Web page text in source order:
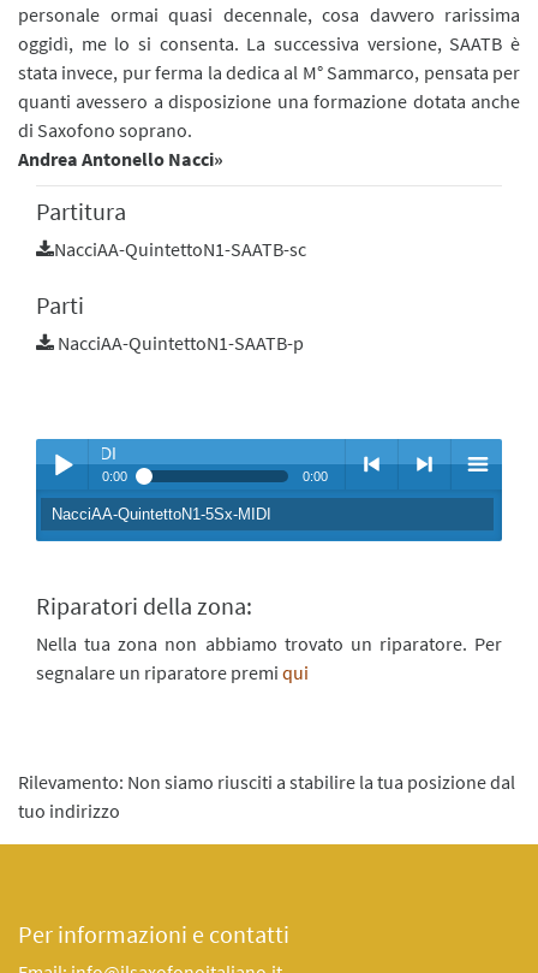
personale ormai quasi decennale, cosa davvero rarissima
oggidì, me lo si consenta. La successiva versione, SAATB è
stata invece, pur ferma la dedica al M° Sammarco, pensata per
quanti avessero a disposizione una formazione dotata anche
di Saxofono soprano.
Andrea Antonello Nacci»
Partitura
NacciAA-QuintettoN1-SAATB-sc
Parti
NacciAA-QuintettoN1-SAATB-p
Play /
NacciAA-QuintettoN1-5Sx-
0:00 0:00
< > nextmenu
NacciAA-QuintettoN1-5Sx-MIDI
Riparatori della zona:
Nella tua zona non abbiamo trovato un riparatore. Per
segnalare un riparatore premi qui
Rilevamento: Non siamo riusciti a stabilire la tua posizione dal
tuo indirizzo
Per informazioni e contatti